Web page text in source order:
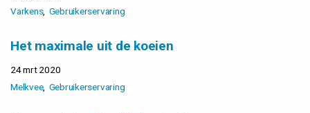
Varkens Gebruikerservaring
Het maximale uit de koeien
24 mrt 2020
Melkvee Gebruikerservaring